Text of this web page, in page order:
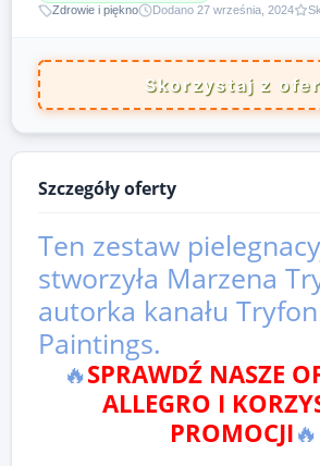
Zdrowie i piękno
Dodano 27 września, 2024
Skorzystaj z
Szczegóły oferty
Ten zestaw
stworzyła Marzena
autorka kanału
Paintings.
🔥SPRAWDŹ NASZE
ALLEGRO I
PROMOCJI🔥